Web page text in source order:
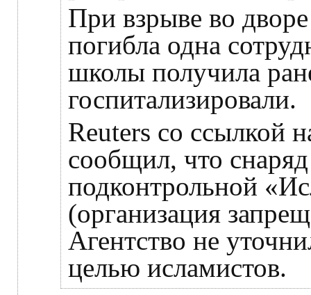
При взрыве во
погибла одна
школы получила
госпитализировали.
Reuters со ссылкой
сообщил, что
подконтрольной
(организация
Агентство не
целью исламистов.